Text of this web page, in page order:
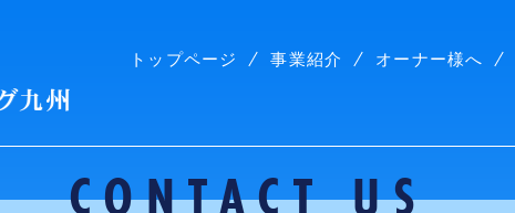
株式会社コープリビング九州
トップページ 事業紹介 オーナー様へ
CONTACT US